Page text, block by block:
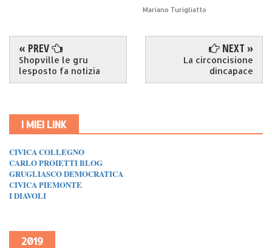
Mariano Turigliatto
« PREV
Shopville le gru
lesposto fa notizia
NEXT »
La circoncisione
dincapace
I MIEI LINK
CIVICA COLLEGNO
CARLO PROIETTI BLOG
GRUGLIASCO DEMOCRATICA
CIVICA PIEMONTE
I DIAVOLI
2019